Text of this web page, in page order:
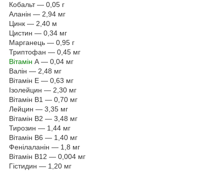
Кобальт — 0,05 г
Аланін — 2,94 мг
Цинк — 2,40 м
Цистин — 0,34 мг
Марганець — 0,95 г
Триптофан — 0,45 мг
Вітамін А — 0,04 мг
Валін — 2,48 мг
Вітамін Е — 0,63 мг
Ізолейцин — 2,30 мг
Вітамін В1 — 0,70 мг
Лейцин — 3,35 мг
Вітамін В2 — 3,48 мг
Тирозин — 1,44 мг
Вітамін В6 — 1,40 мг
Фенілаланін — 1,8 мг
Вітамін В12 — 0,004 мг
Гістидин — 1,20 мг